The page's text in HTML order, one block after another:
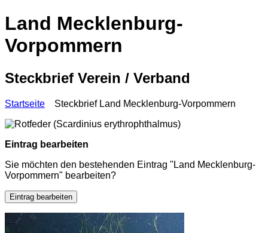
Land Mecklenburg-
Vorpommern
Steckbrief Verein / Verband
Startseite Steckbrief Land Mecklenburg-Vorpommern
Eintrag bearbeiten
Sie möchten den bestehenden Eintrag "Land Mecklenburg-
Vorpommern" bearbeiten?
Eintrag bearbeiten